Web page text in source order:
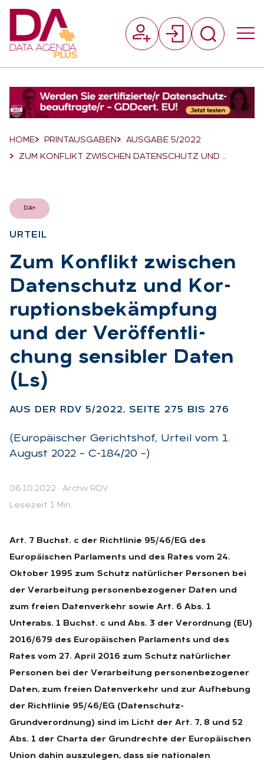
Breadcrumb-Navigation
HOME PRINTAUSGABEN
AUSGABE 5/2022
ZUM KONFLIKT ZWISCHEN DATENSCHUTZ UND …
DA+
UR­TEIL
:
Zum Kon­flikt zwi­schen
Da­ten­schutz und Kor­
rup­ti­ons­be­kämp­fung
und der Ver­öf­fent­li­
chung sen­si­bler Da­ten
(Ls)
AUS DER RDV 5/2022, SEI­TE 275 BIS 276
(Europäischer Gerichtshof, Urteil vom 1.
August 2022 – C-184/20 –)
06.10.2022 · Archiv RDV
Lesezeit 1 Min.
Art. 7 Buchst. c der Richtlinie 95/46/EG des
Europäischen Parlaments und des Rates vom 24.
Oktober 1995 zum Schutz natürlicher Personen bei
der Verarbeitung personenbezogener Daten und
zum freien Datenverkehr sowie Art. 6 Abs. 1
Unterabs. 1 Buchst. c und Abs. 3 der Verordnung (EU)
2016/679 des Europäischen Parlaments und des
Rates vom 27. April 2016 zum Schutz natürlicher
Personen bei der Verarbeitung personenbezogener
Daten, zum freien Datenverkehr und zur Aufhebung
der Richtlinie 95/46/EG (Datenschutz-
Grundverordnung) sind im Licht der Art. 7, 8 und 52
Abs. 1 der Charta der Grundrechte der Europäischen
Union dahin auszulegen, dass sie nationalen